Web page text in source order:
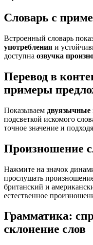
Словарь с
Встроенный словарь
употребления и
доступна озвучка
Перевод в
примеры
Показываем
подсветкой искомого
точное значение и
Произношение
Нажмите на значок
прослушать
британский и
естественное
Грамматика:
склонение слов